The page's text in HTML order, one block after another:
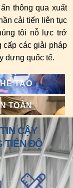
thông qua xuất
cải tiến liên tục
tôi nỗ lực trở
cấp các giải pháp
dựng quốc tế.
TẠO
TOÀN
CẬY
TIẾN ĐỘ